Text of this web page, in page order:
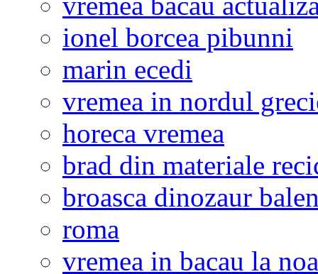
ionel borcea pibunni
marin ecedi
vremea in nordul
horeca vremea
brad din materiale
broasca dinozaur
roma
vremea in bacau la